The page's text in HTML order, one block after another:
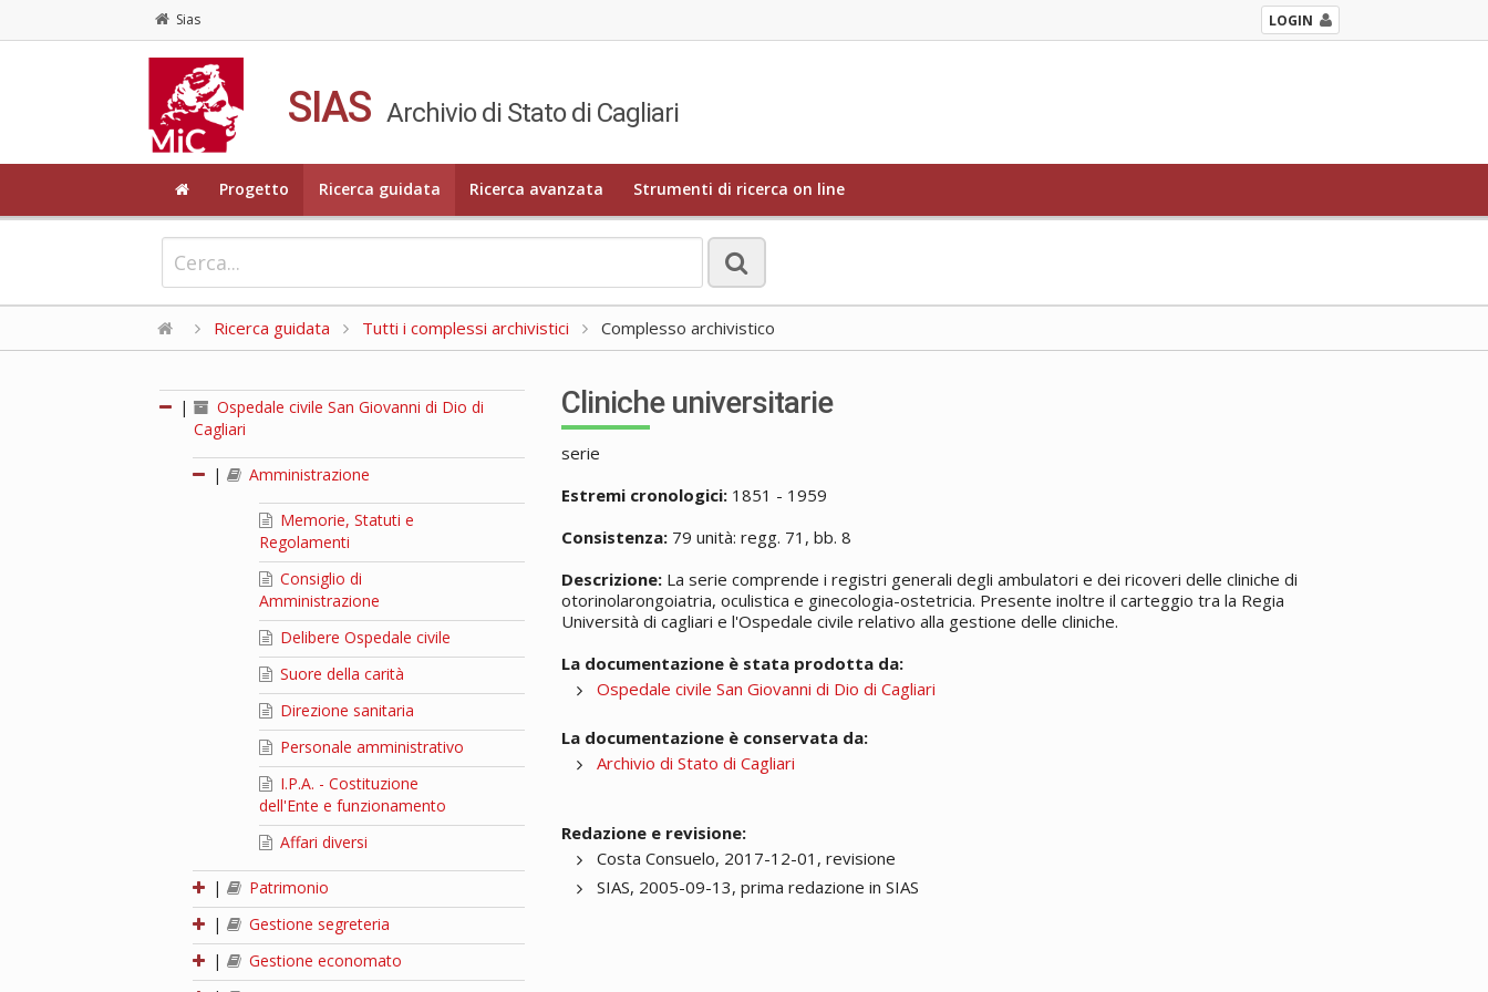
Sias LOGIN
SIAS Archivio di Stato di Cagliari
Progetto Ricerca guidata Ricerca avanzata Strumenti di ricerca on line
Ricerca guidata Tutti i complessi archivistici Complesso archivistico
|
Ospedale civile San Giovanni di Dio di
Cagliari
| Amministrazione
Memorie, Statuti e
Regolamenti
Consiglio di
Amministrazione
Delibere Ospedale civile
Suore della carità
Direzione sanitaria
Personale amministrativo
I.P.A. - Costituzione
dell'Ente e funzionamento
Affari diversi
|
Patrimonio
|
Gestione segreteria
|
Gestione economato
Cliniche universitarie
serie
Estremi cronologici: 1851 - 1959
Consistenza: 79 unità: regg. 71, bb. 8
Descrizione: La serie comprende i registri generali degli ambulatori e dei ricoveri delle cliniche di
otorinolarongoiatria, oculistica e ginecologia-ostetricia. Presente inoltre il carteggio tra la Regia
Università di cagliari e l'Ospedale civile relativo alla gestione delle cliniche.
La documentazione è stata prodotta da:
Ospedale civile San Giovanni di Dio di Cagliari
La documentazione è conservata da:
Archivio di Stato di Cagliari
Redazione e revisione:
Costa Consuelo, 2017-12-01, revisione
SIAS, 2005-09-13, prima redazione in SIAS